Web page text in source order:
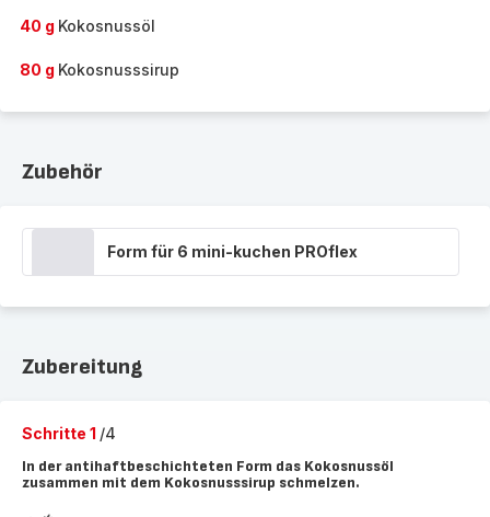
40 g Kokosnussöl
80 g Kokosnusssirup
Zubehör
Form für 6 mini-kuchen PROflex
Zubereitung
Schritte 1 /4
In der antihaftbeschichteten Form das Kokosnussöl
zusammen mit dem Kokosnusssirup schmelzen.